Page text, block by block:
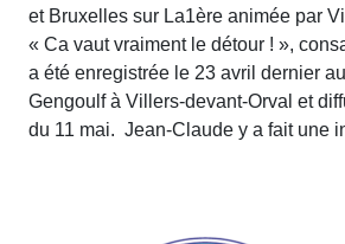
et Bruxelles sur La1ère animée par
« Ca vaut vraiment le détour ! »,
a été enregistrée le 23 avril dernier
Gengoulf à Villers-devant-Orval et
du 11 mai. Jean-Claude y a fait une